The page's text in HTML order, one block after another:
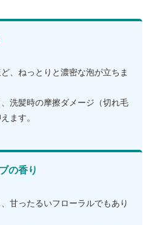
、ねっとりと濃密な泡が立ちま
洗髪時の摩擦ダメージ（切れ毛
ます。
の香り
甘ったるいフローラルでもあり